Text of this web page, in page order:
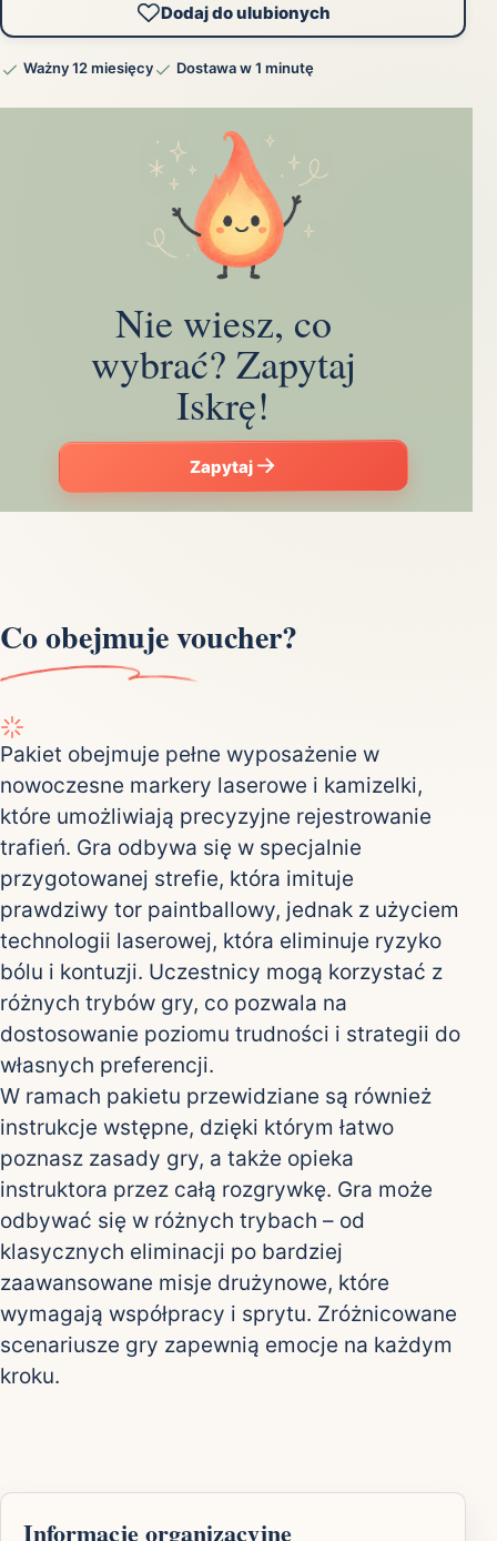
Dodaj do ulubionych
Ważny 12 miesięcy Dostawa w 1 minutę
Nie wiesz, co
wybrać? Zapytaj
Iskrę!
Zapytaj
Co obejmuje voucher?
Pakiet obejmuje pełne wyposażenie w
nowoczesne markery laserowe i kamizelki,
które umożliwiają precyzyjne rejestrowanie
trafień. Gra odbywa się w specjalnie
przygotowanej strefie, która imituje
prawdziwy tor paintballowy, jednak z użyciem
technologii laserowej, która eliminuje ryzyko
bólu i kontuzji. Uczestnicy mogą korzystać z
różnych trybów gry, co pozwala na
dostosowanie poziomu trudności i strategii do
własnych preferencji.
W ramach pakietu przewidziane są również
instrukcje wstępne, dzięki którym łatwo
poznasz zasady gry, a także opieka
instruktora przez całą rozgrywkę. Gra może
odbywać się w różnych trybach – od
klasycznych eliminacji po bardziej
zaawansowane misje drużynowe, które
wymagają współpracy i sprytu. Zróżnicowane
scenariusze gry zapewnią emocje na każdym
kroku.
Informacje organizacyjne